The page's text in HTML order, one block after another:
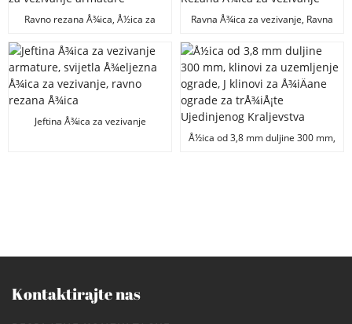
Ravno rezana Å¾ica, Å½ica za
vezivanje armature
Ravna Å¾ica za vezivanje, Ravna
za vezivanje
Jeftina Å¾ica za vezivanje
Å½ica od 3,8 mm duljine 300 mm,
Kontaktirajte nas